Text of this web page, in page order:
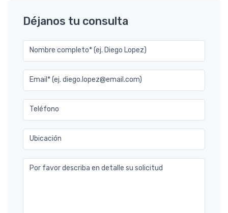
Déjanos tu consulta
Nombre completo* (ej. Diego Lopez)
Email* (ej. diego.lopez@email.com)
Teléfono
Ubicación
Por favor describa en detalle su solicitud